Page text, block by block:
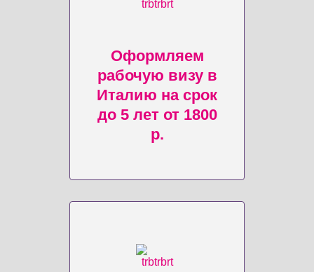
Оформляем
рабочую визу в
Италию на срок
до 5 лет от 1800
р.